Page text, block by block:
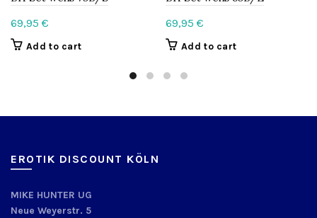
69,95 €
Add to cart
69,95 €
Add to cart
EROTIK DISCOUNT KÖLN
MIKE HUNTER UG
Neue Weyerstr. 5